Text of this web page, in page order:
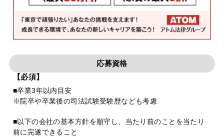
応募資格
【必須】
■卒業3年以内目安
※院卒や卒業後の司法試験受験歴なども考慮
■以下の会社の基本方針を順守し、当たり前のことを当たり
前に完遂できること